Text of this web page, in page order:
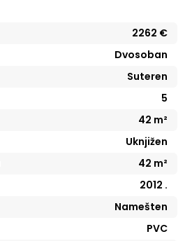
2262 €
Dvosoban
Suteren
5
42 m²
Uknjižen
42 m²
2012 .
Namešten
PVC